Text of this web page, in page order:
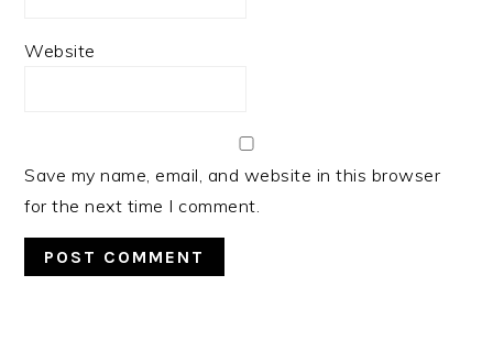
Website
Save my name, email, and website in this browser
for the next time I comment.